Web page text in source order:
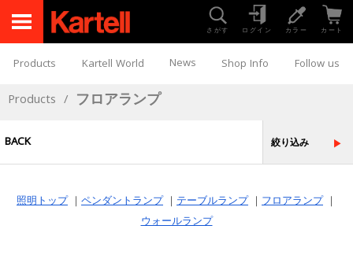
さがす ログイン カラー カート
Products Kartell World News Shop Info Follow us
Products / フロアランプ
BACK 絞り込み
照明トップ｜ ペンダントランプ｜ テーブルランプ｜ フロアランプ｜
ウォールランプ